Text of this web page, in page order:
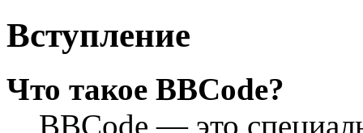
Вступление
Что такое BBCode?
BBCode — это